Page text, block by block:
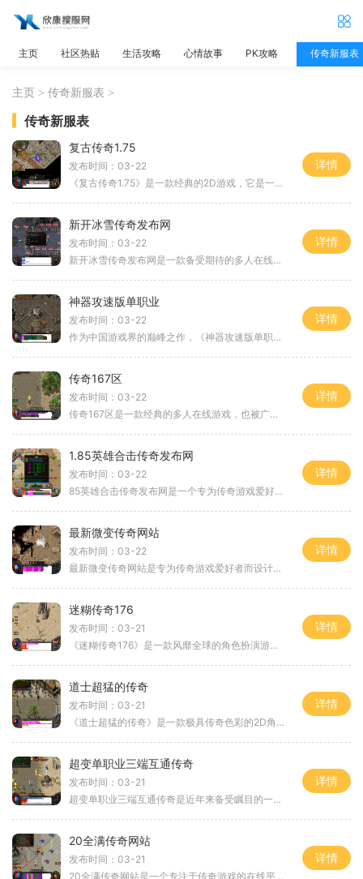
主页 社区热贴 生活攻略 心情故事 PK攻略 传奇新服表
主页 > 传奇新服表 >
传奇新服表
复古传奇1.75
发布时间：03-22
《复古传奇1.75》是一款经典的2D游戏，它是一款全球热门的角色扮演游戏。该游戏拥有万人在线，玩家可以通过互动的方式来进行游戏。玩家可以选择不同的职业，包括战士、法师和道
详情
新开冰雪传奇发布网
发布时间：03-22
新开冰雪传奇发布网是一款备受期待的多人在线角色扮演游戏，它将玩家带入一个神秘的冰雪世界，提供令人惊喜的冒险与战斗体验。本文将为大家详细介绍该游戏的具体玩法，共同挖
详情
神器攻速版单职业
发布时间：03-22
作为中国游戏界的巅峰之作，《神器攻速版单职业》以其独特的风格和精彩的玩法瞬间吸引了无数玩家的目光。今天，我们将为大家揭开这款传奇游戏的神秘面纱，带您进入这个2D游戏世
详情
传奇167区
发布时间：03-22
传奇167区是一款经典的多人在线游戏，也被广大玩家称为“游戏之神”。该游戏拥有自己独特的世界观和游戏玩法，深受玩家喜爱。在这个虚拟的游戏世界里，玩家可以自由探索、战斗
详情
1.85英雄合击传奇发布网
发布时间：03-22
85英雄合击传奇发布网是一个专为传奇游戏爱好者打造的在线游戏平台。作为一款经典的2D游戏，传奇以其精美的游戏画面和丰富的角色扮演元素吸引了无数玩家的关注。传奇游戏可以同
详情
最新微变传奇网站
发布时间：03-22
最新微变传奇网站是专为传奇游戏爱好者而设计的一款游戏网站。传奇是一款非常受欢迎的游戏，它融合了角色扮演、冒险与战斗的元素，让玩家真实地体验到战斗的刺激和激动。而在
详情
迷糊传奇176
发布时间：03-21
《迷糊传奇176》是一款风靡全球的角色扮演游戏。在这个游戏中，玩家将扮演一个年轻的英雄，踏上征战的旅程。本文将为大家详细介绍《迷糊传奇176》的游戏玩法。让我们来了解一下
详情
道士超猛的传奇
发布时间：03-21
《道士超猛的传奇》是一款极具传奇色彩的2D角色扮演游戏，其具有万人在线，玩家互动，装备打造和地图传送NPC等丰富的特点。游戏中，玩家可以通过与其他玩家合作打怪，完成任务，
详情
超变单职业三端互通传奇
发布时间：03-21
超变单职业三端互通传奇是近年来备受瞩目的一款游戏，它以其独特的玩法和创新的设计引领了传奇游戏的新潮流。不仅吸引了大批老玩家的回归，也吸引了大量新玩家的加入。下面将
详情
20全满传奇网站
发布时间：03-21
20全满传奇网站是一个专注于传奇游戏的在线平台。无论你是新玩家还是老玩家，都能在这里找到乐趣和刺激。本文将为大家介绍这个网站以及游戏的具体玩法。20全满传奇网站是一个经
详情